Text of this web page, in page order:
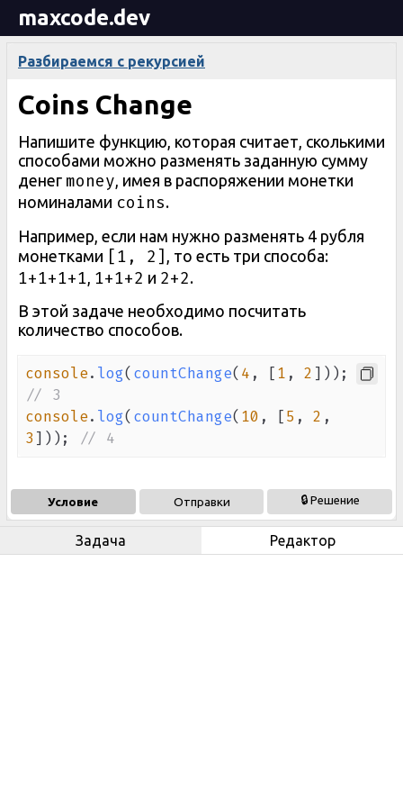
maxcode.dev
Разбираемся с рекурсией
Coins Change
Напишите функцию, которая считает, сколькими
способами можно разменять заданную сумму
денег money, имея в распоряжении монетки
номиналами coins.
Например, если нам нужно разменять 4 рубля
монетками [1, 2] , то есть три способа:
1+1+1+1 1+1+2 и 2+2.
В этой задаче необходимо посчитать
количество способов.
console. log( countChange( 4 , [1 , 2 ] ) ) ;
// 3
console. log( countChange( 10 , [5 , 2 ,
3] ) ) ; // 4
Условие Отправки 🔒 Решение
Задача Редактор